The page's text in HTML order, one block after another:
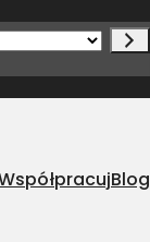
Blog